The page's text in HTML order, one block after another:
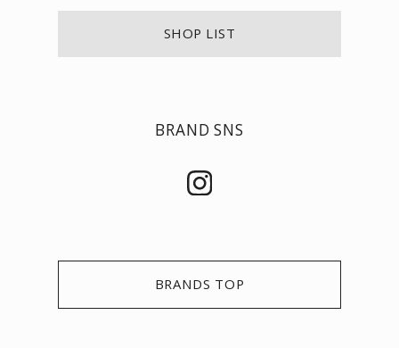
SHOP LIST
BRAND SNS
BRANDS TOP